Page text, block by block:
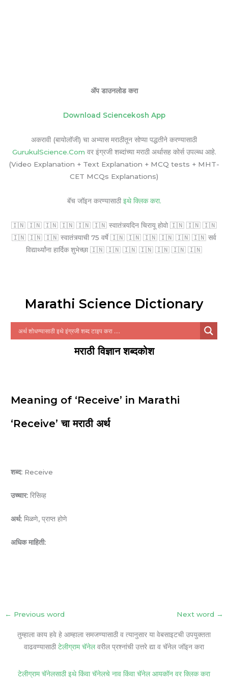
ॲप डाउनलोड करा
Download Sciencekosh App
अकरावी (बायोलॉजी) चा अभ्यास मराठीतून सोप्या पद्धतीने करण्यासाठी
GurukulScience.Com वर इंग्रजी शब्दांच्या मराठी अर्थासह कोर्स उपल्ब्ध आहे.
(Video Explanation + Text Explanation + MCQ tests + MHT-
CET MCQs Explanations)
बॅच जॉइन करण्यासाठी इथे क्लिक करा.
🇮🇳 🇮🇳 🇮🇳 🇮🇳 🇮🇳 🇮🇳 स्वातंत्र्यदिन चिरायू होवो 🇮🇳 🇮🇳 🇮🇳
🇮🇳 🇮🇳 🇮🇳 स्वातंत्र्याची 75 वर्षे 🇮🇳 🇮🇳 🇮🇳 🇮🇳 🇮🇳 🇮🇳 सर्व
विद्यार्थ्यांना हार्दिक शुभेच्छा 🇮🇳 🇮🇳 🇮🇳 🇮🇳 🇮🇳 🇮🇳 🇮🇳
Marathi Science Dictionary
मराठी विज्ञान शब्दकोश
Meaning of ‘Receive’ in Marathi
‘Receive’ चा मराठी अर्थ
शब्द: Receive
उच्चार: रिसिव्ह
अर्थ: मिळणे, प्राप्त होणे
अधिक माहिती:
← Previous word Next word →
तुम्हाला काय हवे हे आम्हाला समजण्यासाठी व त्यानुसार या वेबसाइटची उपयुक्तता
वाढवण्यासाठी टेलीग्राम चॅनेलवरील प्रश्नांची उत्तरे द्या व चॅनेल जॉइन करा
टेलीग्राम चॅनेलसाठी इथे किंवा चॅनेलचे नाव किंवा चॅनेल आयकॉन वर क्लिक करा